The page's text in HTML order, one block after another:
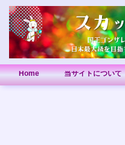
Home 当サイトについて